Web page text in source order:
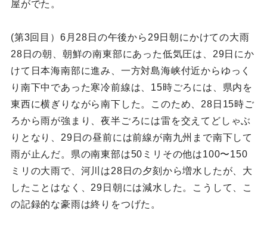
屋がでた。
(第3回目）6月28日の午後から29日朝にかけての大雨
28日の朝、朝鮮の南東部にあった低気圧は、29日にか
けて日本海南部に進み、一方対島海峡付近からゆっく
り南下中であった寒冷前線は、15時ごろには、県内を
東西に横ぎりながら南下した。このため、28日15時ご
ろから雨が強まり、夜半ごろには雷を交えてどしゃぶ
りとなり、29日の昼前には前線が南九州まで南下して
雨が止んだ。県の南東部は50ミリその他は100〜150
ミリの大雨で、河川は28日の夕刻から増水したが、大
したことはなく、29日朝には減水した。こうして、こ
の記録的な豪雨は終りをつげた。